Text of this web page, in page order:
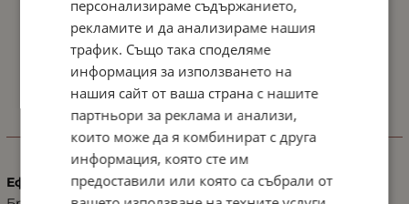
ХАРАКТЕРИСТИКИ
Ефект
персонализираме съдържанието,
рекламите и да анализираме нашия
трафик. Също така споделяме
информация за използването на
нашия сайт от ваша страна с нашите
партньори за реклама и анализи,
които може да я комбинират с друга
информация, която сте им
предоставили или която са събрали от